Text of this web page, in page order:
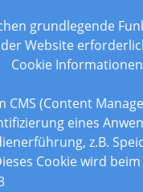
grundlegende
Website
Cookie
CMS (Content
eines
z.B.
Cookie wird